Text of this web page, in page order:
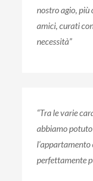
nostro agio, più
amici, curati
necessità”
“Tra le varie
abbiamo
perfettamente